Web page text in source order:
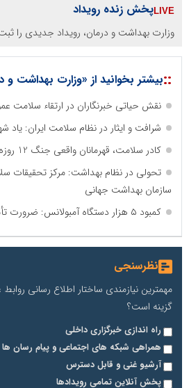
پخش زنده رویداد
وزارت بهداشت و درمان، رویداد جدیدی را
::بیشتر بخوانید از «وزارت بهداشت و
نقش حیاتی خبرنگاران در ارتقاء سلامت
شرافت و ایثار در نظام سلامت ایران: یاد
کادر سلامت، قهرمانان واقعی جنگ 12 روزه: بیانیه نمایندگان
تحولی در نظام بهداشت: مرکز تحقیقات
سازمان بهداشت جهانی
کمبود ۵ هزار دستگاه آمبولانس: ضرورت تأمین فوری منابع پزشکی
نظرسنجی
مهمترین نیازمندی ساختار اطلاع رسانی
گزینه است؟
راه اندازی خبرگزاری داخلی
همراهی شبکه های اجتماعی و پیام رسان ها
آرشیو غنی و قابل دسترس
پخش آنلاین تمامی رویدادها